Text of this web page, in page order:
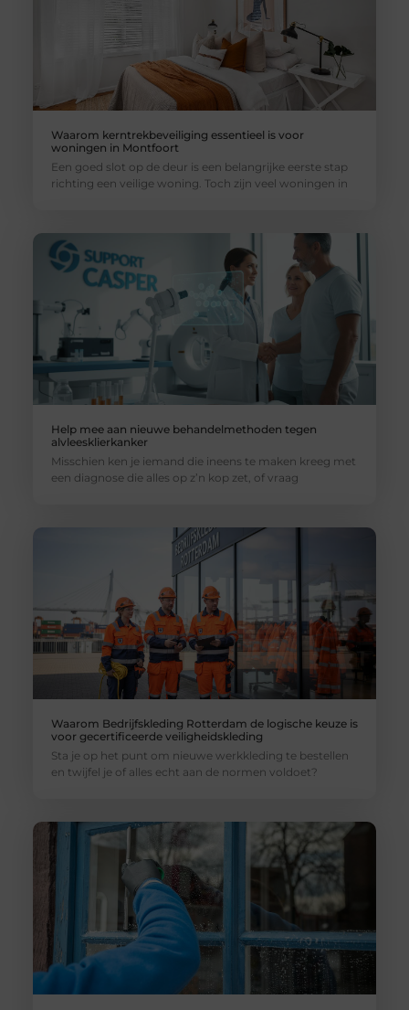
Waarom kerntrekbeveiliging essentieel is voor
woningen in Montfoort
Een goed slot op de deur is een belangrijke eerste stap
richting een veilige woning. Toch zijn veel woningen in
Help mee aan nieuwe behandelmethoden tegen
alvleesklierkanker
Misschien ken je iemand die ineens te maken kreeg met
een diagnose die alles op z’n kop zet, of vraag
Waarom Bedrijfskleding Rotterdam de logische keuze is
voor gecertificeerde veiligheidskleding
Sta je op het punt om nieuwe werkkleding te bestellen
en twijfel je of alles echt aan de normen voldoet?